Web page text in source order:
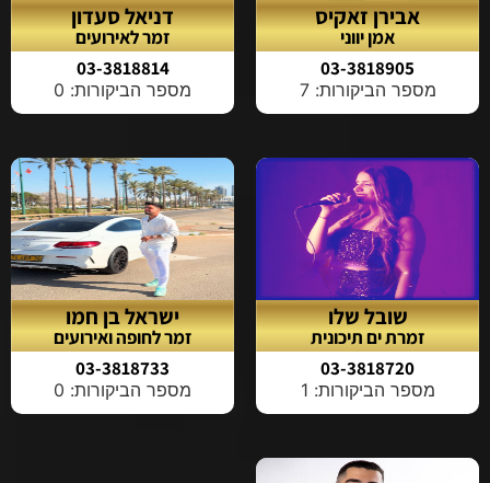
אבירן זאקיס
אמן יווני
03-3818905
מספר הביקורות: 7
דניאל סעדון
זמר לאירועים
03-3818814
מספר הביקורות: 0
שובל שלו
זמרת ים תיכונית
03-3818720
מספר הביקורות: 1
ישראל בן חמו
זמר לחופה ואירועים
03-3818733
מספר הביקורות: 0